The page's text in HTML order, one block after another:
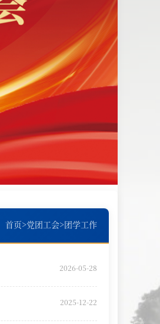
首页>党团工会>团学工作
2026-05-28
2025-12-22